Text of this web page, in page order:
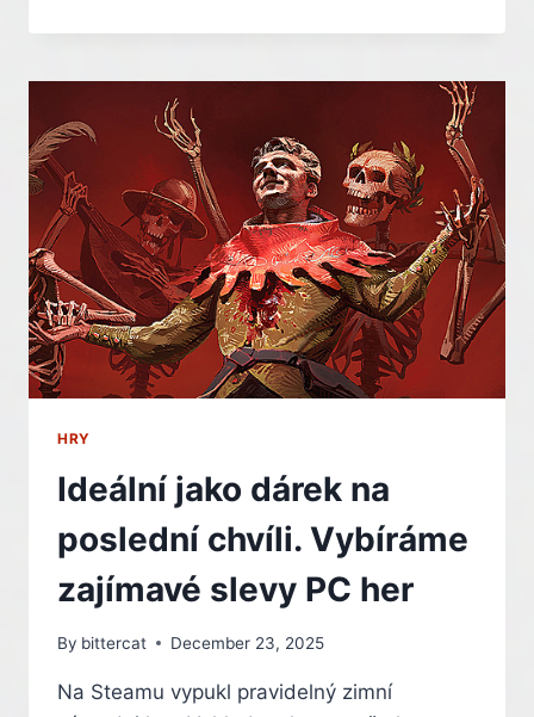
STORE
DÁREČKY.
DNES
JE
ZDARMA
BLOODSTAINED:
RITUAL
OF
THE
NIGHT,
SPIRITUÁLNÍ
NÁSTUPCE
CASTLEVANIE
HRY
Ideální jako dárek na
poslední chvíli. Vybíráme
zajímavé slevy PC her
By bittercat December 23, 2025
Na Steamu vypukl pravidelný zimní